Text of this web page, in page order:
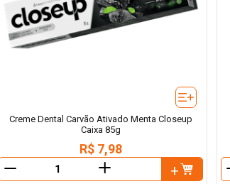
Creme Dental Carvão Ativado Menta Closeup
Caixa 85g
R$ 7,98
＋